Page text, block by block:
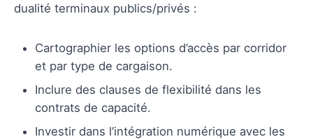
dualité terminaux publics/privés :
Cartographier les options d’accès par corridor
et par type de cargaison.
Inclure des clauses de flexibilité dans les
contrats de capacité.
Investir dans l’intégration numérique avec les